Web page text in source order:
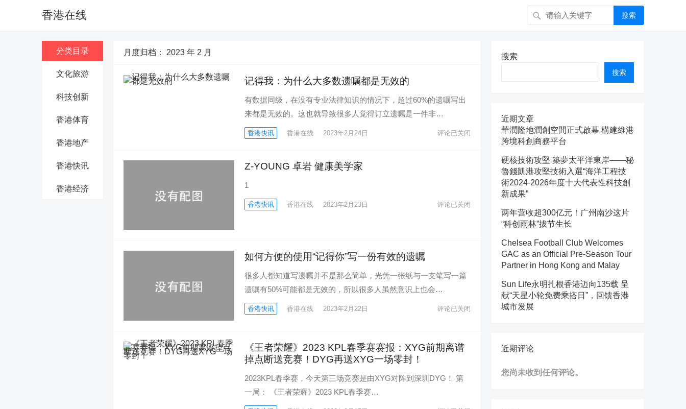
香港在线 搜索
分类目录
文化旅游
科技创新
香港体育
香港地产
香港快讯
香港经济
月度归档： 2023 年 2 月
记得我：为什么大多数遗嘱都是无效的
有数据同级，在没有专业法律知识的情况下，超过60%的遗嘱写出
来都是无效的。这也就导致很多人觉得订立遗嘱是一件非…
香港快讯 香港在线 2023年2月24日 评论已关闭
Z-YOUNG 卓岩 健康美学家
1
香港快讯 香港在线 2023年2月23日 评论已关闭
如何方便的使用“记得你”写一份有效的遗嘱
很多人都知道写遗嘱并不是那么简单，光凭一张纸与一支笔写一篇
遗嘱有50%可能都是无效的，所以很多人虽然意识上也会…
香港快讯 香港在线 2023年2月22日 评论已关闭
《王者荣耀》2023 KPL春季赛赛报：XYG前期离谱
掉点断送竞赛！DYG再送XYG一场零封！
2023KPL春季赛，今天第三场竞赛是由XYG对阵到深圳DYG！ 第
一局： 《王者荣耀》2023 KPL春季赛…
搜索
搜索
近期文章
華潤隆地潤創空間正式啟幕 構建維港
跨境科創商務平台
硬核技術攻堅 築夢太平洋東岸——秘
魯錢凱港攻堅技術入選“海洋工程技
術2024-2026年度十大代表性科技創
新成果”
两年营收超300亿元！广州南沙这片
“科创雨林”拔节生长
Chelsea Football Club Welcomes
GAC as an Official Pre-Season Tour
Partner in Hong Kong and Malay
Sun Life永明扎根香港迈向135载 呈
献“天星小轮免费乘搭日”，回馈香港
城市发展
近期评论
您尚未收到任何评论。